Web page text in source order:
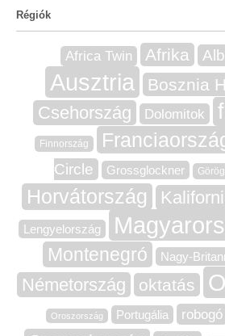
Régiók
Africa Twin Afrika
Ausztria Bosznia
Csehország Dolomitok
Finnország
Circle
Grossglockner
Horvátország
Lengyelország
Montenegró Nagy-
Németország oktatás
Oroszország Portugália robogó